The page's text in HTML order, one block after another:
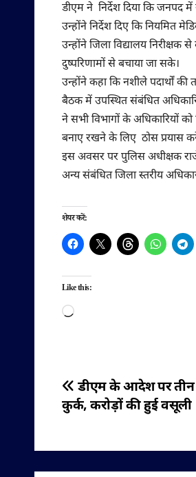
डीएम ने निर्देश दिया कि जनपद में
उन्होंने निर्देश दिए कि नियमित
उन्होंने जिला विद्यालय
दुष्परिणामों से बचाया जा सके।
उन्होंने कहा कि नशीले पदार्थों की
बैठक में उपस्थित संबंधित
ने सभी विभागों के अधिकारियों
बनाए रखने के लिए ठोस प्रयास
इस अवसर पर पुलिस अधीक्षक
अन्य संबंधित जिला स्तरीय
शेयर करें:
Like this:
Loading…
पोस्ट
नेविगेशन
डीएम के आदेश पर तीन
कुर्क, करोड़ों की हुई वसूली